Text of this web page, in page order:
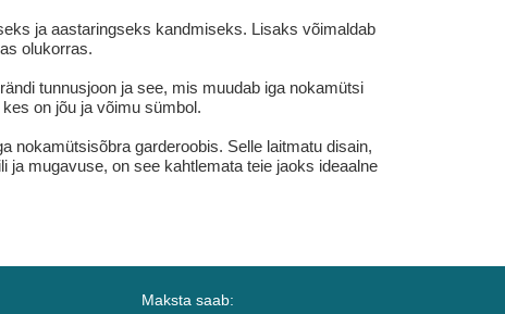
ja aastaringseks kandmiseks. Lisaks võimaldab
olukorras.
tunnusjoon ja see, mis muudab iga nokamütsi
on jõu ja võimu sümbol.
nokamütsisõbra garderoobis. Selle laitmatu disain,
mugavuse, on see kahtlemata teie jaoks ideaalne
Maksta saab: